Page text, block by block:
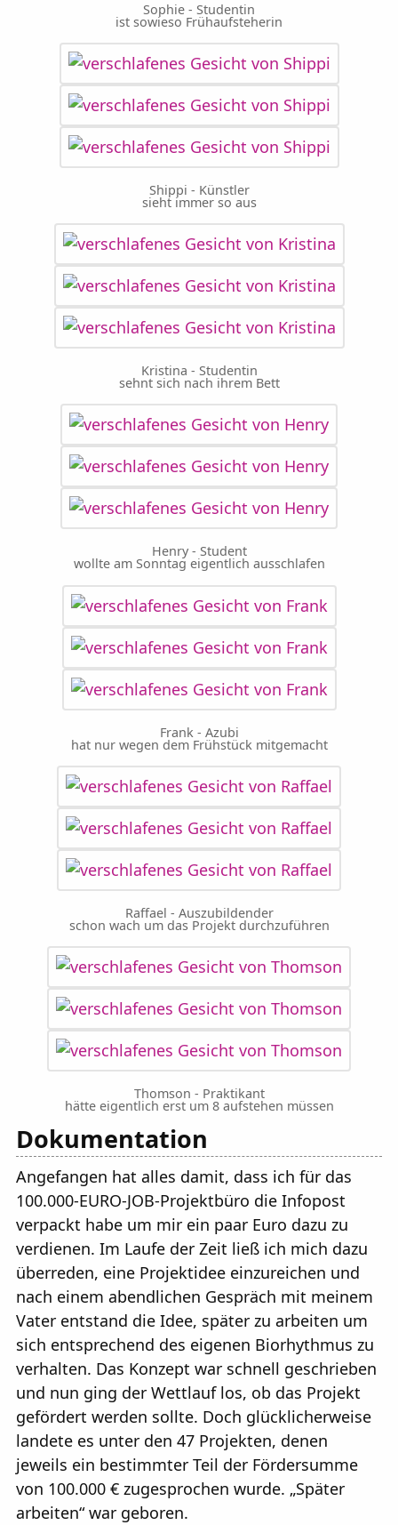
Sophie - Studentin
ist sowieso Frühaufsteherin
Shippi - Künstler
sieht immer so aus
Kristina - Studentin
sehnt sich nach ihrem Bett
Henry - Student
wollte am Sonntag eigentlich ausschlafen
Frank - Azubi
hat nur wegen dem Frühstück mitgemacht
Raffael - Auszubildender
schon wach um das Projekt durchzuführen
Thomson - Praktikant
hätte eigentlich erst um 8 aufstehen müssen
Dokumentation
Angefangen hat alles damit, dass ich für das
100.000-EURO-JOB-Projektbüro die Infopost
verpackt habe um mir ein paar Euro dazu zu
verdienen. Im Laufe der Zeit ließ ich mich dazu
überreden, eine Projektidee einzureichen und
nach einem abendlichen Gespräch mit meinem
Vater entstand die Idee, später zu arbeiten um
sich entsprechend des eigenen Biorhythmus zu
verhalten. Das Konzept war schnell geschrieben
und nun ging der Wettlauf los, ob das Projekt
gefördert werden sollte. Doch glücklicherweise
landete es unter den 47 Projekten, denen
jeweils ein bestimmter Teil der Fördersumme
von 100.000 € zugesprochen wurde. „Später
arbeiten“ war geboren.